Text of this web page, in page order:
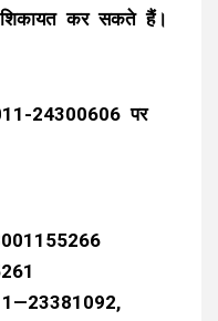
शिकायत कर सकते हैं।
24300606 पर